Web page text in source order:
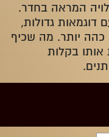
המראה בחדר.
גדולות,
כהה יותר. מה שכיף
בקלות